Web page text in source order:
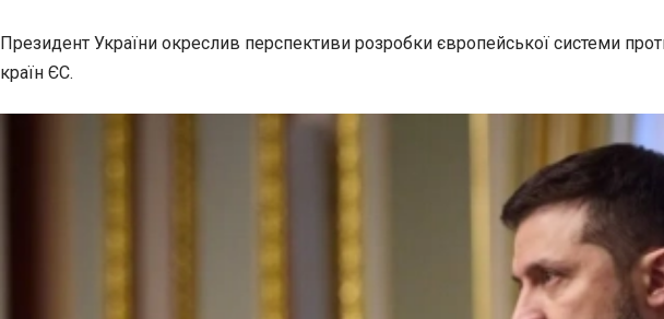
Президент України окреслив перспективи розробки європейської системи
країн ЄС.